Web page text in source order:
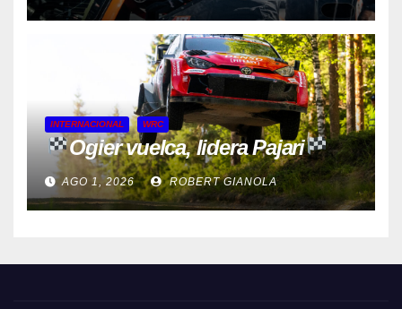
INTERNACIONAL WRC
Ogier vuelca, lidera Pajari
AGO 1, 2026 ROBERT GIANOLA